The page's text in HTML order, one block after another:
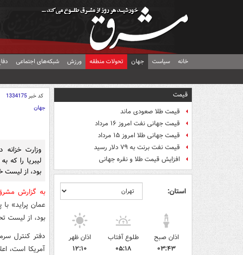
خانه سیاست جهان تحولات منطقه ورزش شبکه‌های اجتماعی
قیمت
قیمت طلا صعودی ماند
قیمت جهانی نفت امروز ۱۶ مرداد
قیمت جهانی طلا امروز ۱۵ مرداد
قیمت نفت برنت به ۷۹ دلار رسید
افزایش قیمت طلا و نقره جهانی
استان:
اذان صبح
۰۳:۴۳
طلوع آفتاب
۰۵:۱۸
اذان ظهر
۱۲:۱۰
کد خبر1334175
جهان
وزارت
لیبریا را که
بود، از لیست
به گزارش
عمان پراید»
بود، از لیست
دفتر کنترل
آمریکا است‌،